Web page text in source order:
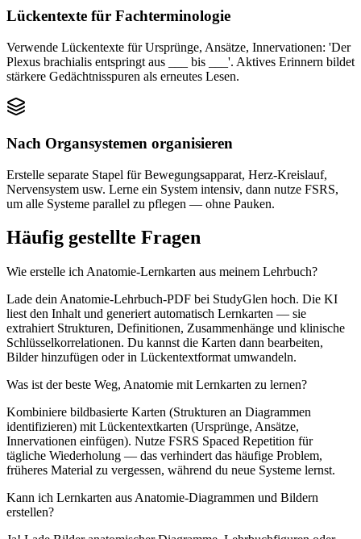
Lückentexte für Fachterminologie
Verwende Lückentexte für Ursprünge, Ansätze, Innervationen: 'Der
Plexus brachialis entspringt aus ___ bis ___'. Aktives Erinnern bildet
stärkere Gedächtnisspuren als erneutes Lesen.
Nach Organsystemen organisieren
Erstelle separate Stapel für Bewegungsapparat, Herz-Kreislauf,
Nervensystem usw. Lerne ein System intensiv, dann nutze FSRS,
um alle Systeme parallel zu pflegen — ohne Pauken.
Häufig gestellte Fragen
Wie erstelle ich Anatomie-Lernkarten aus meinem Lehrbuch?
Lade dein Anatomie-Lehrbuch-PDF bei StudyGlen hoch. Die KI
liest den Inhalt und generiert automatisch Lernkarten — sie
extrahiert Strukturen, Definitionen, Zusammenhänge und klinische
Schlüsselkorrelationen. Du kannst die Karten dann bearbeiten,
Bilder hinzufügen oder in Lückentextformat umwandeln.
Was ist der beste Weg, Anatomie mit Lernkarten zu lernen?
Kombiniere bildbasierte Karten (Strukturen an Diagrammen
identifizieren) mit Lückentextkarten (Ursprünge, Ansätze,
Innervationen einfügen). Nutze FSRS Spaced Repetition für
tägliche Wiederholung — das verhindert das häufige Problem,
früheres Material zu vergessen, während du neue Systeme lernst.
Kann ich Lernkarten aus Anatomie-Diagrammen und Bildern
erstellen?